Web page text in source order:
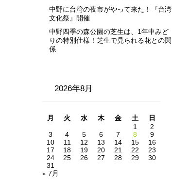
中野に台湾の夜市がやって来た！『台湾
文化祭』開催
中野四季の森公園の芝生は、1年中みど
りの特別仕様！芝生で見られる花との関
係
2026年8月
月 火 水 木 金 土
日
1
2
3
4 5 6 7 8
9
10
11 12 13 14 15
16
17
18 19 20 21 22
23
24
25 26 27 28 29
30
31
« 7月